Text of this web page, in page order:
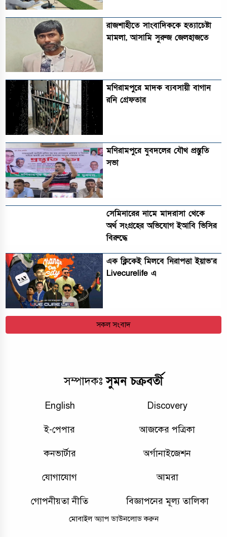
রাজশাহীতে সাংবাদিককে হত্যাচেষ্টা
মামলা, আসামি সুরুজ জেলহাজতে
মণিরামপুরে মাদক ব্যবসায়ী বাগান
রনি গ্রেফতার
মণিরামপুরে যুবদলের যৌথ প্রস্তুতি
সভা
সেমিনারের নামে মাদরাসা থেকে
অর্থ সংগ্রহের অভিযোগ ইআবি ভিসির
বিরুদ্ধে
এক ক্লিকেই মিলবে নিরাপত্তা ইয়াভ’র
Livecurelife এ
সকল সংবাদ
সম্পাদকঃসুমন চক্রবর্তী
English Discovery
ই-পেপার আজকের পত্রিকা
কনভার্টার অর্গানাইজেশন
যোগাযোগ আমরা
গোপনীয়তা নীতি বিজ্ঞাপনের মূল্য তালিকা
মোবাইল অ্যাপ ডাউনলোড করুন